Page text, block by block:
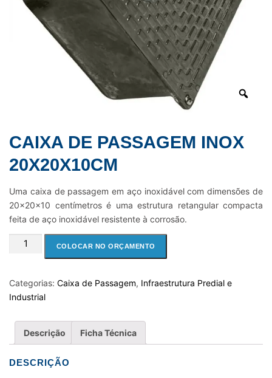
CAIXA DE PASSAGEM INOX
20X20X10CM
Uma caixa de passagem em aço inoxidável com dimensões de
20x20x10 centímetros é uma estrutura retangular compacta
feita de aço inoxidável resistente à corrosão.
CAIXA
INOX
20X20X10CM
COLOCAR NO ORÇAMENTO
Categorias: Caixa de Passagem, Infraestrutura Predial e
Industrial
Descrição Ficha Técnica
DESCRIÇÃO